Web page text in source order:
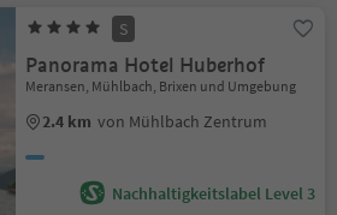
S
Panorama Hotel Huberhof
Meransen, Mühlbach, Brixen und Umgebung
2.4 km von Mühlbach Zentrum
Nachhaltigkeitslabel Level 3